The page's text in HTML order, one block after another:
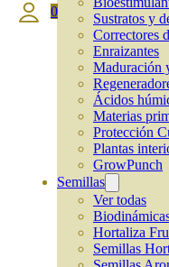
Sustratos y
Correctores
Enraizantes
Maduración
Ácidos
Materias
Protección
Plantas
GrowPunch
Semillas
Ver todas
Hortaliza
Semillas
0